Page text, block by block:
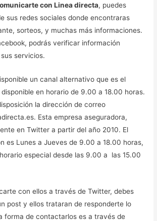
con Linea directa, puedes
sus redes sociales donde encontraras
sorteos, y muchas más informaciones.
podrás verificar información
servicios.
un canal alternativo que es el
en horario de 9.00 a 18.00 horas.
la dirección de correo
Esta empresa aseguradora,
en Twitter a partir del año 2010. El
es Lunes a Jueves de 9.00 a 18.00 horas,
especial desde las 9.00 a las 15.00
con ellos a través de Twitter, debes
post y ellos trataran de responderte lo
forma de contactarlos es a través de